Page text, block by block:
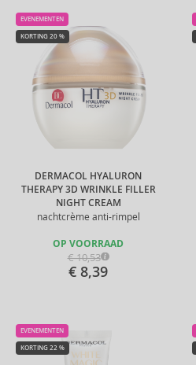
DERMACOL HYALURON
THERAPY 3D WRINKLE FILLER
NIGHT CREAM
nachtcrème anti-rimpel
EVENEMENTEN
KORTING 20 %
OP VOORRAAD
€ 10,53
€ 8,39
EVENEMENTEN
KORTING 22 %